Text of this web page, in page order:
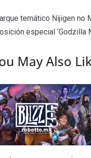
temático Nijigen no
especial ‘Godzilla
May Also